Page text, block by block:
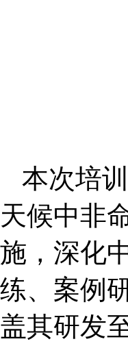
本次培
天候中非
施，深化
练、案例
盖其研发